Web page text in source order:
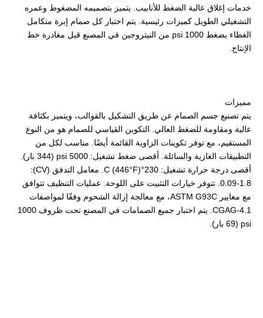
خدمات إغلاق عالية الضغط للأنابيب. يتميز بتصميمه المضغوط وعمره
التشغيلي الطويل كميزات رئيسية. يتم اختبار كل صمام إبرة متكامل
الغطاء بضغط 1000 psi من النيتروجين في المصنع قبل مغادرة خط
الإنتاج.
مميزات
يتم تصنيع جسم الصمام عن طريق التشكيل بالقوالب، ويتميز بكثافة
عالية ومقاومة للضغط العالي. التكوين القياسي للصمام هو من النوع
المستقيم، مع توفر تكوينات الزاوية القائمة أيضًا. مناسب لكل من
التطبيقات الغازية والسائلة. أقصى ضغط تشغيل: 5000 psi (344 بار).
أقصى درجة حرارة تشغيل: 230°C (446°F). معامل التدفق (CV):
0.09-1.8. تتوفر خيارات التثبيت على اللوحة. عمليات التنظيف تتوافق
مع معايير ASTM G93C، مع معالجة إزالة الشحوم وفقًا لمواصفات
CGAG-4.1. يتم اختبار جميع الصمامات في المصنع تحت ظروف 1000
psi (69 بار).